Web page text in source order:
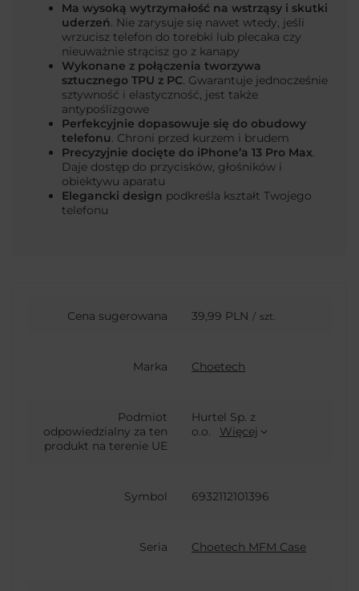
Ma wysoką wytrzymałość na wstrząsy i skutki
uderzeń. Nie zarysuje się nawet wtedy, jeśli
wrzucisz telefon do torebki lub plecaka czy
nieuważnie strącisz go z kanapy
Wykonane z połączenia tworzywa
sztucznego TPU z PC. Gwarantuje jednocześnie
sztywność i elastyczność, jest także
antypoślizgowe
Perfekcyjnie dopasowuje się do obudowy
telefonu. Chroni przed kurzem i brudem
Precyzyjnie docięte do iPhone’a 13 Pro Max.
Daje dostęp do przycisków, głośników i
obiektywu aparatu
Elegancki design podkreśla kształt Twojego
telefonu
Cena sugerowana 39,99 PLN / szt.
Marka Choetech
Podmiot
odpowiedzialny za ten
produkt na terenie UE
Hurtel Sp. z
o.o.
Więcej
Symbol 6932112101396
Seria Choetech MFM Case